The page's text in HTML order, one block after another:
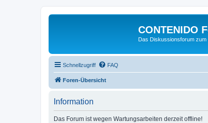
CONTENIDO
Das Diskussionsforum
Schnellzugriff FAQ
Foren-Übersicht
Information
Das Forum ist wegen Wartungsarbeiten derzeit offline!